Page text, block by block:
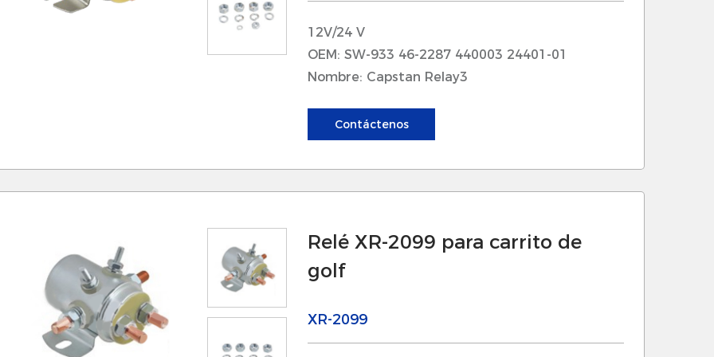
la vela en los yates. Permite ajustes rápidos en la posición de la vela, mejorando el
rendimiento durante las carreras o el crucero. Al mejorar la capacidad de respuesta
del sistema de cabrestante, los marineros pueden lograr un borde óptimo de vela
- Recuperación de anclaje: al recuperar el ancla, el relevo del cabrestante garantiza
una operación confiable, lo que permite a los propietarios de yates elevar el ancla sin
- Maniobrabilidad mejorada: los componentes del motor externo contribuyen a una
mayor maniobrabilidad, lo que permite una navegación más fácil en espacios
estrechos o en condiciones desafiantes. Esto es especialmente importante en las
marinas abarrotadas o mientras se acumula.
-Cruce de larga distancia: con la eficiencia de combustible optimizada, nuestros
12V/24 V
OEM: SW-933 46-2287 440003 24401-01
Nombre: Capstan Relay3
Contáctenos
Relé XR-2099 para carrito de
golf
XR-2099